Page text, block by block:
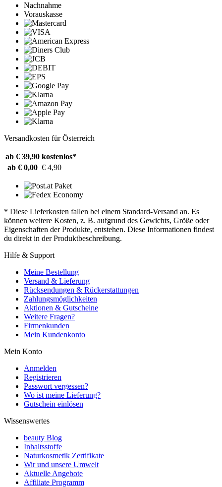
Nachnahme
Vorauskasse
Versandkosten für Österreich
ab € 39,90 kostenlos*
ab € 0,00 € 4,90
* Diese Lieferkosten fallen bei einem Standard-Versand an. Es
können weitere Kosten, z. B. aufgrund des Gewichts, Größe oder
Eigenschaften der Produkte, entstehen. Diese Informationen findest
du direkt in der Produktbeschreibung.
Hilfe & Support
Meine Bestellung
Versand & Lieferung
Rücksendungen & Rückerstattungen
Zahlungsmöglichkeiten
Aktionen & Gutscheine
Weitere Fragen?
Firmenkunden
Mein Kundenkonto
Mein Konto
Anmelden
Registrieren
Passwort vergessen?
Wo ist meine Lieferung?
Gutschein einlösen
Wissenswertes
beauty Blog
Inhaltsstoffe
Naturkosmetik Zertifikate
Wir und unsere Umwelt
Aktuelle Angebote
Affiliate Programm